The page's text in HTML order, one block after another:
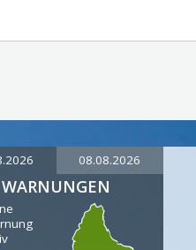
08.08.2026
WARNUNGEN